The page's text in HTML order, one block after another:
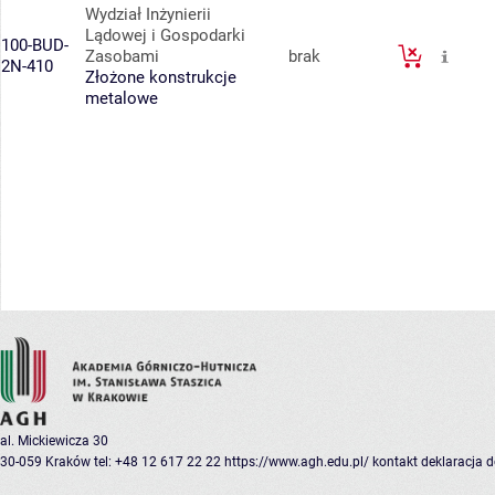
100-BUD-
2N-410
Wydział Inżynierii
Lądowej i Gospodarki
Zasobami
Złożone konstrukcje
metalowe
brak
al. Mickiewicza 30
30-059 Kraków tel: +48 12 617 22 22 https://www.agh.edu.pl/ kontakt deklaracja